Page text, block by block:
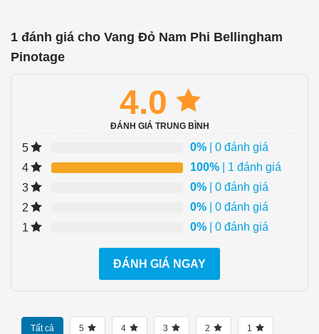
1 đánh giá cho Vang Đỏ Nam Phi Bellingham
Pinotage
4.0
ĐÁNH GIÁ TRUNG BÌNH
5 0% | 0 đánh giá
4
100% | 1 đánh giá
3
0% | 0 đánh giá
2
0% | 0 đánh giá
1
0% | 0 đánh giá
ĐÁNH GIÁ NGAY
Tất cả 5 4 3 2 1